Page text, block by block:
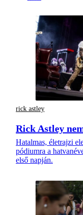
rick astley
Rick Astley
Hatalmas, életrajzi
pódiumra a
első napján.